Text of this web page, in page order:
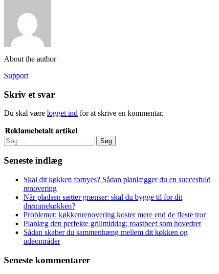
About the author
Support
Skriv et svar
Du skal være logget ind for at skrive en kommentar.
Søg
efter:
Seneste indlæg
Skal dit køkken fornyes? Sådan planlægger du en succesfuld
renovering
Når pladsen sætter grænser: skal du bygge til for dit
drømmekøkken?
Problemet: køkkenrenovering koster mere end de fleste tror
Planlæg den perfekte grillmiddag: roastbeef som hovedret
Sådan skaber du sammenhæng mellem dit køkken og
udeområder
Seneste kommentarer